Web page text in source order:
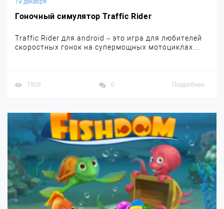
19 декабря
Гоночный симулятор Traffic Rider
Traffic Rider для android – это игра для любителей
скоростных гонок на супермощных мотоциклах....
7926 0 Подробнее...